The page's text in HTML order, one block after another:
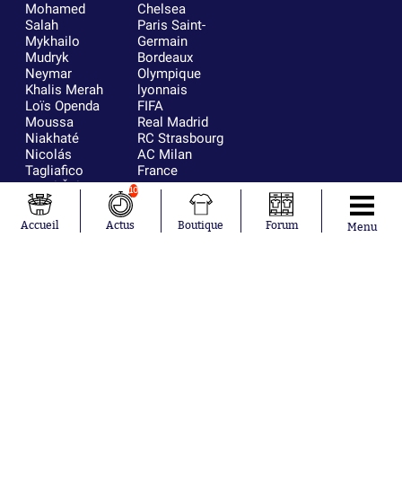
Mohamed
Salah
Mykhailo
Mudryk
Neymar
Khalis Merah
Loïs Openda
Moussa
Niakhaté
Nicolás
Tagliafico
Pavel Šulc
Josh Maja
Gauthier Hein
Chelsea
Paris Saint-
Germain
Bordeaux
Olympique
lyonnais
FIFA
Real Madrid
RC Strasbourg
AC Milan
France
RC Lens
Accueil
10
Actus Boutique Forum Menu